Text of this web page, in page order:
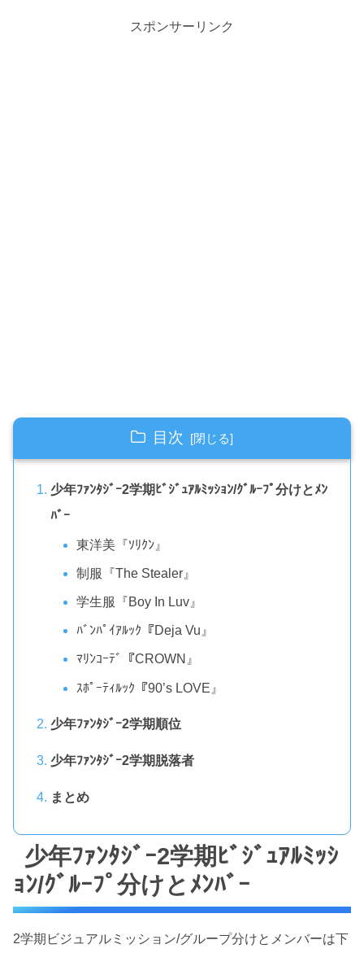
スポンサーリンク
目次
少年ﾌｧﾝﾀｼﾞｰ2学期ﾋﾞｼﾞｭｱﾙﾐｯｼｮﾝ/ｸﾞﾙｰﾌﾟ分けとﾒﾝ
ﾊﾞｰ
東洋美『ｿﾘｸﾝ』
制服『The Stealer』
学生服『Boy In Luv』
ﾊﾞﾝﾊﾟｲｱﾙｯｸ『Deja Vu』
ﾏﾘﾝｺｰﾃﾞ『CROWN』
ｽﾎﾟｰﾃｨﾙｯｸ『90’s LOVE』
少年ﾌｧﾝﾀｼﾞｰ2学期順位
少年ﾌｧﾝﾀｼﾞｰ2学期脱落者
まとめ
少年ﾌｧﾝﾀｼﾞｰ2学期ﾋﾞｼﾞｭｱﾙﾐｯｼ
ｮﾝ/ｸﾞﾙｰﾌﾟ分けとﾒﾝﾊﾞｰ
2学期ビジュアルミッション/グループ分けとメンバーは下